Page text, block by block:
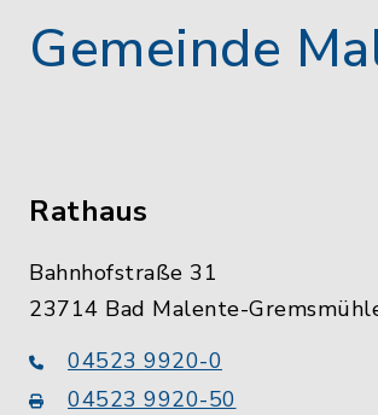
Gemeinde
Rathaus
Bahnhofstraße 31
23714 Bad Malente-
04523 9920-0
04523 9920-50